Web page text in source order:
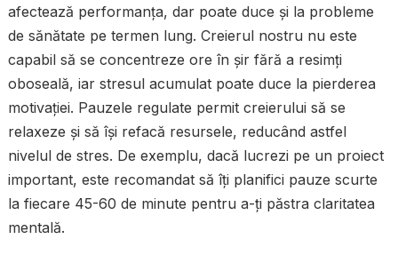
afectează performanța, dar poate duce și la probleme
de sănătate pe termen lung. Creierul nostru nu este
capabil să se concentreze ore în șir fără a resimți
oboseală, iar stresul acumulat poate duce la pierderea
motivației. Pauzele regulate permit creierului să se
relaxeze și să își refacă resursele, reducând astfel
nivelul de stres. De exemplu, dacă lucrezi pe un proiect
important, este recomandat să îți planifici pauze scurte
la fiecare 45-60 de minute pentru a-ți păstra claritatea
mentală.